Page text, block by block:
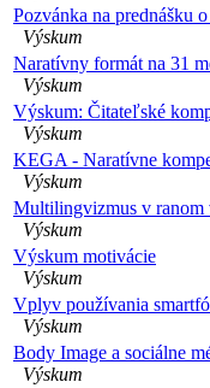
Pozvánka na prednášku
Výskum
Naratívny formát na 31
Výskum
Výskum: Čitateľské
Výskum
KEGA - Naratívne
Výskum
Multilingvizmus v ranom
Výskum
Výskum motivácie
Výskum
Vplyv používania
Výskum
Body Image a sociálne
Výskum